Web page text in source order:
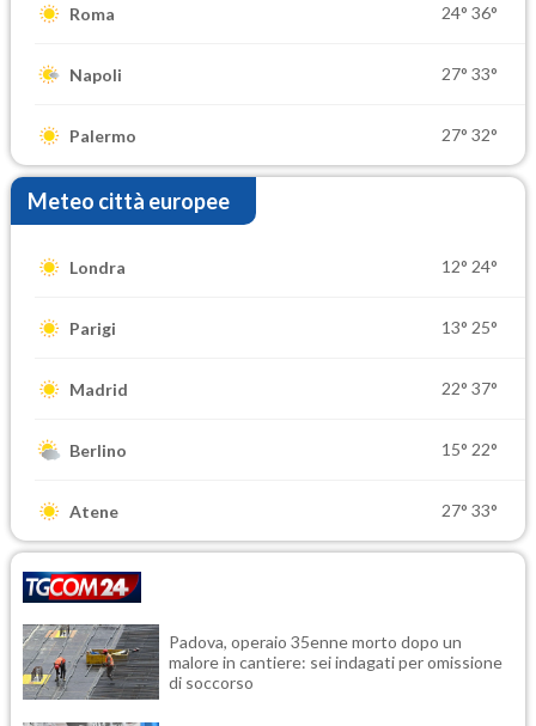
Roma 24° 36°
Napoli 27° 33°
Palermo 27° 32°
Meteo città europee
Londra 12° 24°
Parigi 13° 25°
Madrid 22° 37°
Berlino 15° 22°
Atene 27° 33°
Padova, operaio 35enne morto dopo un
malore in cantiere: sei indagati per omissione
di soccorso